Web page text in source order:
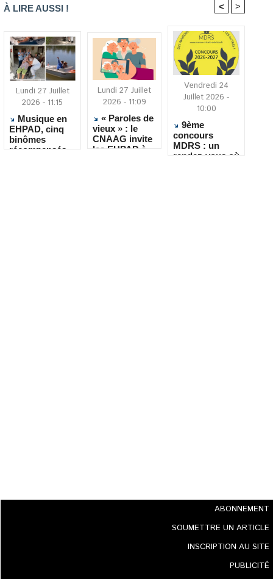
À LIRE AUSSI ! < >
Lundi 27 Juillet
2026 - 11:15
Musique en
EHPAD, cinq
binômes
récompensés
Lundi 27 Juillet
2026 - 11:09
« Paroles de
vieux » : le
CNAAG invite
les EHPAD à
Vendredi 24
Juillet 2026 -
10:00
9ème
concours
MDRS : un
rendez-vous où
ABONNEMENT
SOUMETTRE UN ARTICLE
INSCRIPTION AU SITE
PUBLICITÉ